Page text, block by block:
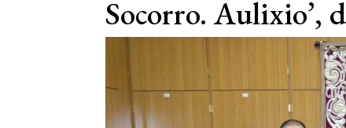
Socorro. Aulixio’,